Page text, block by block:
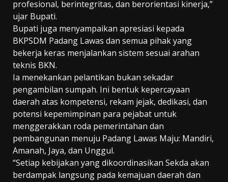
profesional, berintegritas, dan berorientasi kinerja,”
ujar Bupati.
Bupati juga menyampaikan apresiasi kepada
BKPSDM Padang Lawas dan semua pihak yang
bekerja keras menjalankan sistem sesuai arahan
teknis BKN.
Ia menekankan pelantikan bukan sekadar
pengambilan sumpah. Ini bentuk kepercayaan
daerah atas kompetensi, rekam jejak, dedikasi, dan
potensi kepemimpinan para pejabat untuk
menggerakkan roda pemerintahan dan
pembangunan menuju Padang Lawas Maju: Mandiri,
Amanah, Jaya, dan Unggul.
“Setiap kebijakan yang dikoordinasikan Sekda akan
berdampak langsung pada kemajuan daerah dan